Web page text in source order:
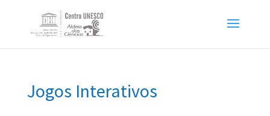
Jogos Interativos